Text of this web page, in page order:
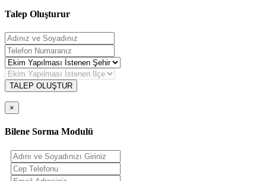
Talep Oluşturur
TALEP OLUŞTUR
×
Bilene Sorma Modulü